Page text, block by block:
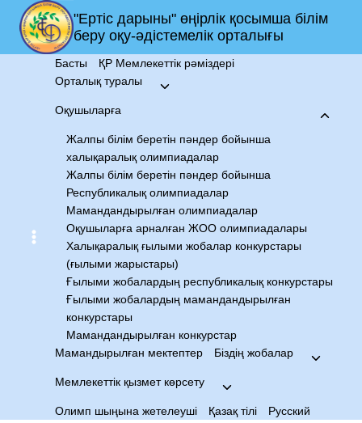
"Ертіс дарыны" өңірлік қосымша білім
беру оқу-әдістемелік орталығы
Басты
ҚР Мемлекеттік рәміздері
Орталық туралы
Оқушыларға
Жалпы білім беретін пәндер бойынша
халықаралық олимпиадалар
Жалпы білім беретін пәндер бойынша
Республикалық олимпиадалар
Мамандандырылған олимпиадалар
Оқушыларға арналған ЖОО олимпиадалары
Халықаралық ғылыми жобалар конкурстары
(ғылыми жарыстары)
Ғылыми жобалардың республикалық конкурстары
Ғылыми жобалардың мамандандырылған
конкурстары
Мамандандырылған конкурстар
Мамандырылған мектептер
Біздің жобалар
Мемлекеттік қызмет көрсету
Олимп шыңына жетелеуші Қазақ тілі Русский
Жалпы білім беретін пәндер бойынша
халықаралық олимпиадалар
Математикадан халықаралық
олимпиадасы (IMO)